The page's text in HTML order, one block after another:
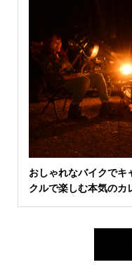
おしゃれなバイクでキ
クルで楽しむ本気の